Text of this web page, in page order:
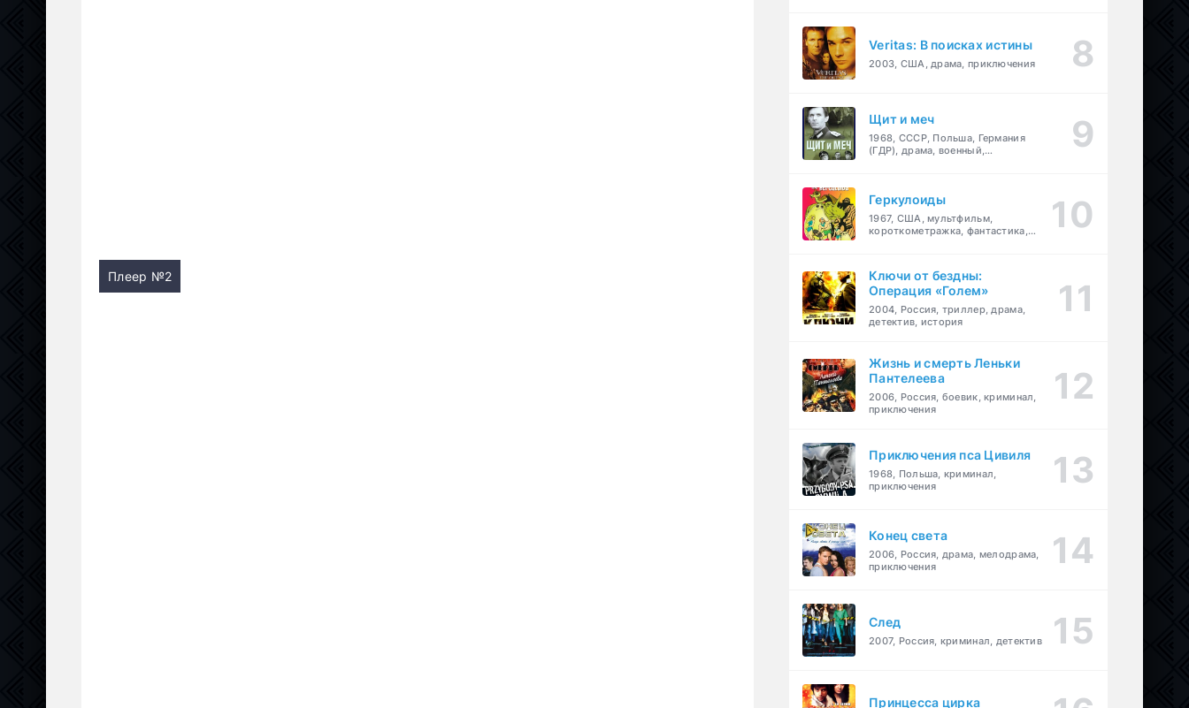
Плеер №2
Veritas: В поисках истины
2003, США, драма, приключения
Щит и меч
1968, СССР, Польша, Германия
(ГДР), драма, военный,
Геркулоиды
1967, США, мультфильм,
короткометражка, фантастика,
Ключи от бездны:
Операция «Голем»
2004, Россия, триллер, драма,
детектив, история
Жизнь и смерть Леньки
Пантелеева
2006, Россия, боевик, криминал,
приключения
Приключения пса Цивиля
1968, Польша, криминал,
приключения
Конец света
2006, Россия, драма, мелодрама,
приключения
След
2007, Россия, криминал, детектив
Принцесса цирка